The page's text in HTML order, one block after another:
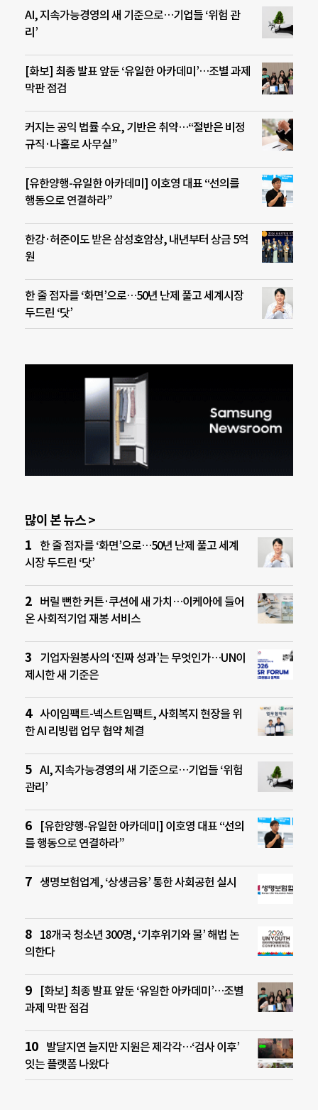
AI, 지속가능경영의 새 기준으로…기업들 ‘위험 관
리’
[화보] 최종 발표 앞둔 ‘유일한 아카데미’…조별 과제
막판 점검
커지는 공익 법률 수요, 기반은 취약…“절반은 비정
규직·나홀로 사무실”
[유한양행-유일한 아카데미] 이호영 대표 “선의를
행동으로 연결하라”
한강·허준이도 받은 삼성호암상, 내년부터 상금 5억
원
한 줄 점자를 ‘화면’으로…50년 난제 풀고 세계시장
두드린 ‘닷’
많이 본 뉴스 >
한 줄 점자를 ‘화면’으로…50년 난제 풀고 세계
시장 두드린 ‘닷’
버릴 뻔한 커튼·쿠션에 새 가치…이케아에 들어
온 사회적기업 재봉 서비스
기업자원봉사의 ‘진짜 성과’는 무엇인가…UN이
제시한 새 기준은
사이임팩트-넥스트임팩트, 사회복지 현장을 위
한 AI 리빙랩 업무 협약 체결
AI, 지속가능경영의 새 기준으로…기업들 ‘위험
관리’
[유한양행-유일한 아카데미] 이호영 대표 “선의
를 행동으로 연결하라”
생명보험업계, ‘상생금융’ 통한 사회공헌 실시
18개국 청소년 300명, ‘기후위기와 물’ 해법 논
의한다
[화보] 최종 발표 앞둔 ‘유일한 아카데미’…조별
과제 막판 점검
발달지연 늘지만 지원은 제각각…‘검사 이후’
잇는 플랫폼 나왔다